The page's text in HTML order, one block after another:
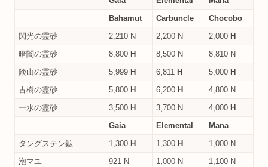
Bahamut
Carbuncle
Chocobo
閃光の霊砂
2,210 N 2,200 N 2,000 H
暗闇の霊砂
8,800 H 8,500 N
8,810 N
険山の霊砂
5,999 H 6,811 H 5,000 H
古樹の霊砂
5,800 H 6,200 H
4,800 N
一水の霊砂
3,500 H 3,700 N 4,000 H
Gaia
Elemental
Mana
タングステン鉱
1,300 H 1,300 H
1,000 N
泡マユ
921 N 1,000 N
1,100 N